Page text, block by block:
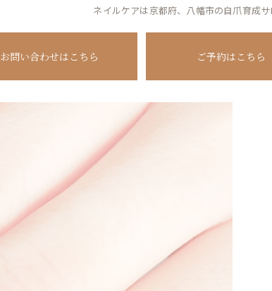
ネイルケアは京都府、八幡市の自爪育成
お問い合わせはこちら ご予約はこちら